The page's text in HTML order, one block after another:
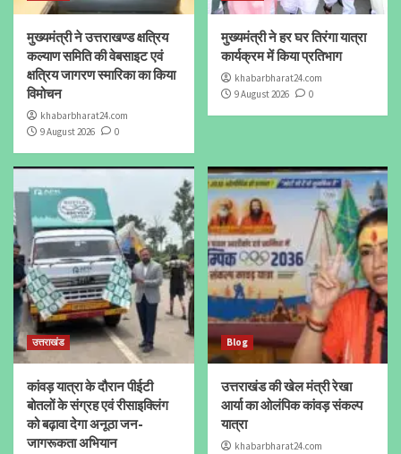
मुख्यमंत्री ने उत्तराखण्ड क्षत्रिय
कल्याण समिति की वेबसाइट एवं
क्षत्रिय जागरण स्मारिका का किया
विमोचन
khabarbharat24.com
9 August 2026
0
मुख्यमंत्री ने हर घर तिरंगा यात्रा
कार्यक्रम में किया प्रतिभाग
khabarbharat24.com
9 August 2026
0
उत्तराखंड
कांवड़ यात्रा के दौरान पीईटी
बोतलों के संग्रह एवं रीसाइक्लिंग
को बढ़ावा देगा अनूठा जन-
जागरूकता अभियान
Blog
उत्तराखंड की खेल मंत्री रेखा
आर्या का ओलंपिक कांवड़ संकल्प
यात्रा
khabarbharat24.com